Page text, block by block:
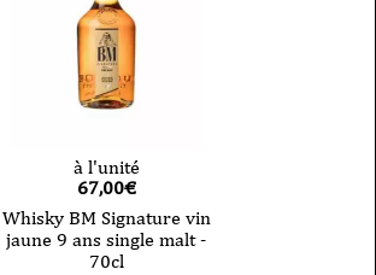
à l'unité
67,00€
Whisky BM Signature vin
jaune 9 ans single malt -
70cl